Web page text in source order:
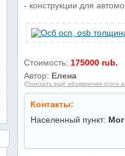
- конструкции для
Стоимость: 175000 rub.
Автор: Елена
(Поискать ещё объявления этого
Контакты:
Населенный пункт: